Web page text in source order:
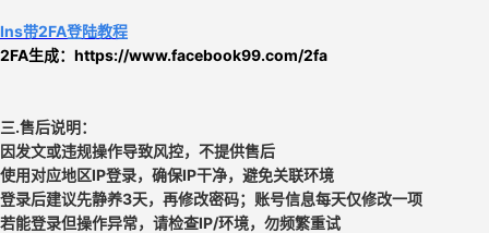
Ins带2FA登陆教程
2FA生成： https://www.facebook99.com/2fa
三.售后说明：
因发文或违规操作导致风控，不提供售后
使用对应地区IP登录，确保IP干净，避免关联环境
登录后建议先静养3天，再修改密码；账号信息每天仅修改一项
若能登录但操作异常，请检查IP/环境，勿频繁重试